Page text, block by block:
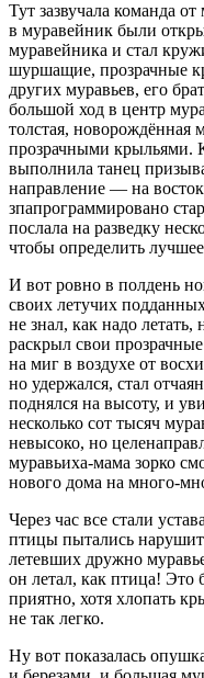
Тут зазвучала команда
в муравейник были
муравейника и стал
шуршащие, прозрачные
других муравьев, его
большой ход в центр
толстая, новорождённая
прозрачными крыльями.
выполнила танец
направление — на
зпапрограммировано
послала на разведку
чтобы определить
И вот ровно в полдень
своих летучих
не знал, как надо
раскрыл свои
на миг в воздухе от
но удержался, стал
поднялся на высоту, и
несколько сот тысяч
невысоко, но
муравьиха-мама зорко
нового дома на много-
Через час все стали
птицы пытались
летевших дружно
он летал, как птица! Это
приятно, хотя хлопать
не так легко.
Ну вот показалась